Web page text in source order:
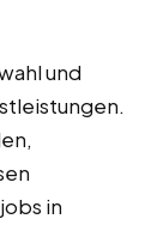
und
in